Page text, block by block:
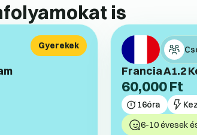
is
Gyerekek
Francia A1.2
60,000Ft
16óra
6-10 évesek